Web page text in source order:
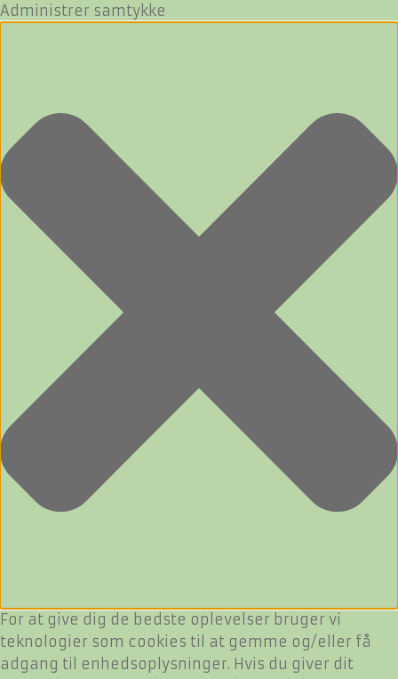
Administrer samtykke
For at give dig de bedste oplevelser bruger vi
teknologier som cookies til at gemme og/eller få
adgang til enhedsoplysninger. Hvis du giver dit